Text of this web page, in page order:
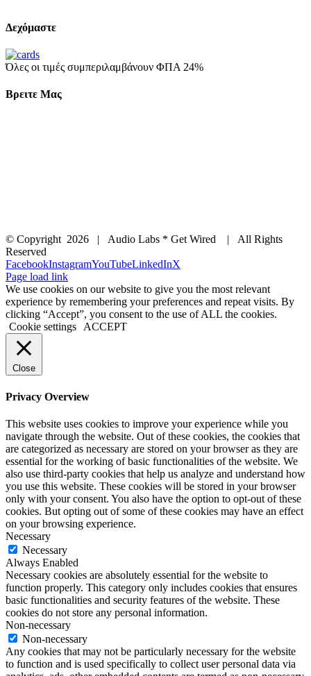
Δεχόμαστε
Όλες οι τιμές συμπεριλαμβάνουν ΦΠΑ 24%
Βρειτε Μας
© Copyright 2026 | Audio Labs * Get Wired | All Rights
Reserved
FacebookInstagramYouTubeLinkedInX
Page load link
We use cookies on our website to give you the most relevant
experience by remembering your preferences and repeat visits. By
clicking “Accept”, you consent to the use of ALL the cookies.
Cookie settings
ACCEPT
Close
Privacy Overview
This website uses cookies to improve your experience while you
navigate through the website. Out of these cookies, the cookies that
are categorized as necessary are stored on your browser as they are
essential for the working of basic functionalities of the website. We
also use third-party cookies that help us analyze and understand how
you use this website. These cookies will be stored in your browser
only with your consent. You also have the option to opt-out of these
cookies. But opting out of some of these cookies may have an effect
on your browsing experience.
Necessary
Necessary
Always Enabled
Necessary cookies are absolutely essential for the website to
function properly. This category only includes cookies that ensures
basic functionalities and security features of the website. These
cookies do not store any personal information.
Non-necessary
Non-necessary
Any cookies that may not be particularly necessary for the website
to function and is used specifically to collect user personal data via